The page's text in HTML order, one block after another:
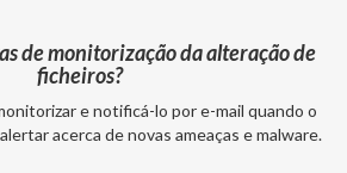
de monitorização da alteração de
ficheiros?
e notificá-lo por e-mail quando o
acerca de novas ameaças e malware.